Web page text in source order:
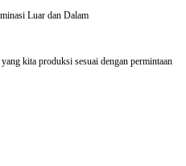
Luar dan Dalam
kita produksi sesuai dengan permintaan